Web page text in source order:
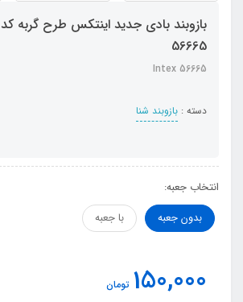
بازوبند بادی جدید اینتکس طرح گربه کد
56665
Intex 56665
دسته : بازوبند شنا
انتخاب جعبه:
بدون جعبه
با جعبه
150,000 تومان